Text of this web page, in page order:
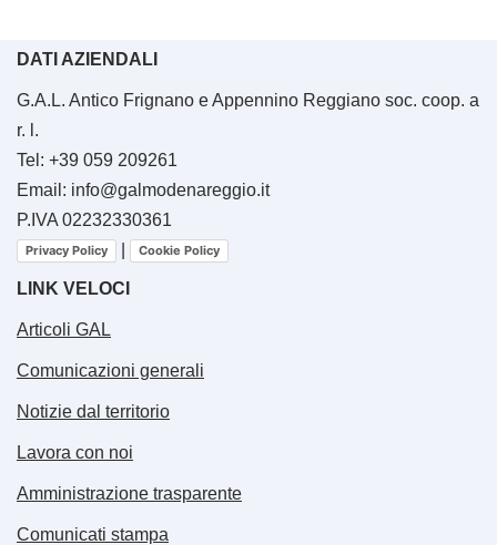
DATI AZIENDALI
G.A.L. Antico Frignano e Appennino Reggiano soc. coop. a
r. l.
Tel: +39 059 209261
Email: info@galmodenareggio.it
P.IVA 02232330361
Privacy Policy Cookie Policy
LINK VELOCI
Articoli GAL
Comunicazioni generali
Notizie dal territorio
Lavora con noi
Amministrazione trasparente
Comunicati stampa